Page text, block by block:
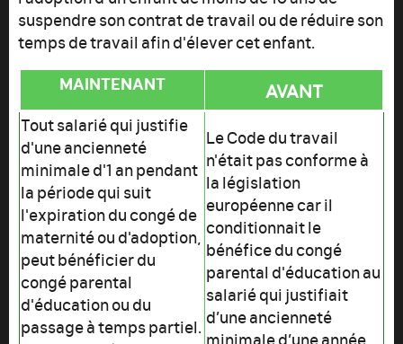
suspendre son contrat de travail ou de réduire son
temps de travail afin d'élever cet enfant.
MAINTENANT AVANT
Tout salarié qui justifie
d'une ancienneté
minimale d'1 an pendant
la période qui suit
l'expiration du congé de
maternité ou d'adoption,
peut bénéficier du
congé parental
d'éducation ou du
passage à temps partiel.
Le Code du travail
n'était pas conforme à
la législation
européenne car il
conditionnait le
bénéfice du congé
parental d'éducation au
salarié qui justifiait
d’une ancienneté
minimale d’une année